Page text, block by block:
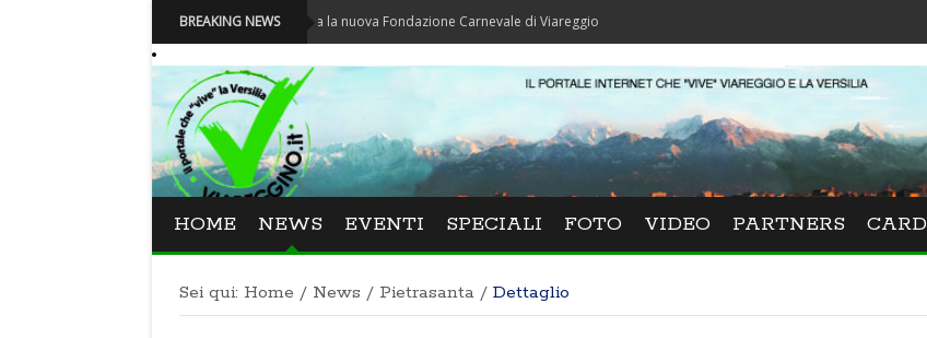
BREAKING NEWS
Carnevale - Nominata la nuova Fondazione Carnevale di Viareggio
HOME NEWS EVENTI SPECIALI FOTO VIDEO PARTNERS CARD
Sei qui: Home / News / Pietrasanta / Dettaglio